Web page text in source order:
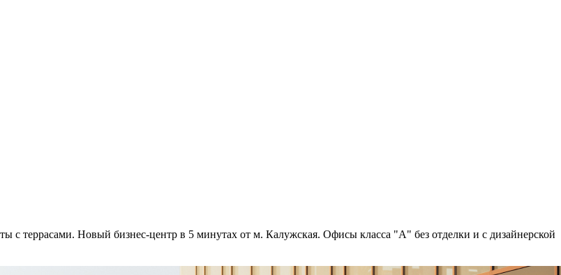
с террасами. Новый бизнес-центр в 5 минутах от м. Калужская. Офисы класса "А" без отделки и с дизайнерской